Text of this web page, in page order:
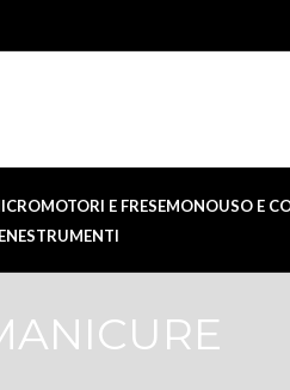
E FRESEMONOUSO E
STRUMENTI